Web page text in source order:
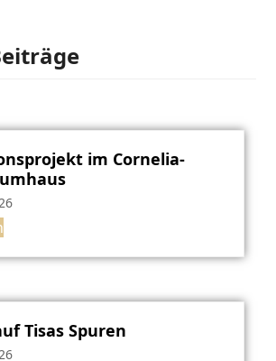
im Cornelia-
Tisas Spuren